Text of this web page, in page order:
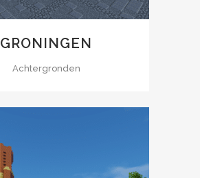
GRONINGEN
Achtergronden